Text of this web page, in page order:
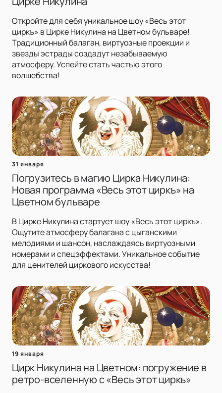
Откройте для себя уникальное шоу «Весь этот
циркъ» в Цирке Никулина на Цветном бульваре!
Традиционный балаган, виртуозные проекции и
звезды эстрады создадут незабываемую
атмосферу. Успейте стать частью этого
волшебства!
31 января
Погрузитесь в магию Цирка Никулина:
Новая программа «Весь этот циркъ» на
Цветном бульваре
В Цирке Никулина стартует шоу «Весь этот циркъ».
Ощутите атмосферу балагана с цыганскими
мелодиями и шансон, наслаждаясь виртуозными
номерами и спецэффектами. Уникальное событие
для ценителей циркового искусства!
19 января
Цирк Никулина на Цветном: погружение в
ретро-вселенную с «Весь этот циркъ»